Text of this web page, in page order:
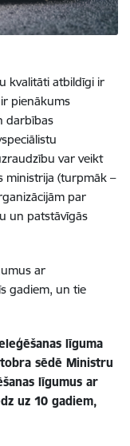
kvalitāti atbildīgi ir
pienākums
darbības
var veikt
ministrija (turpmāk –
par
un patstāvīgās
ar
gadiem, un tie
līguma
sēdē Ministru
līgumus ar
uz 10 gadiem,